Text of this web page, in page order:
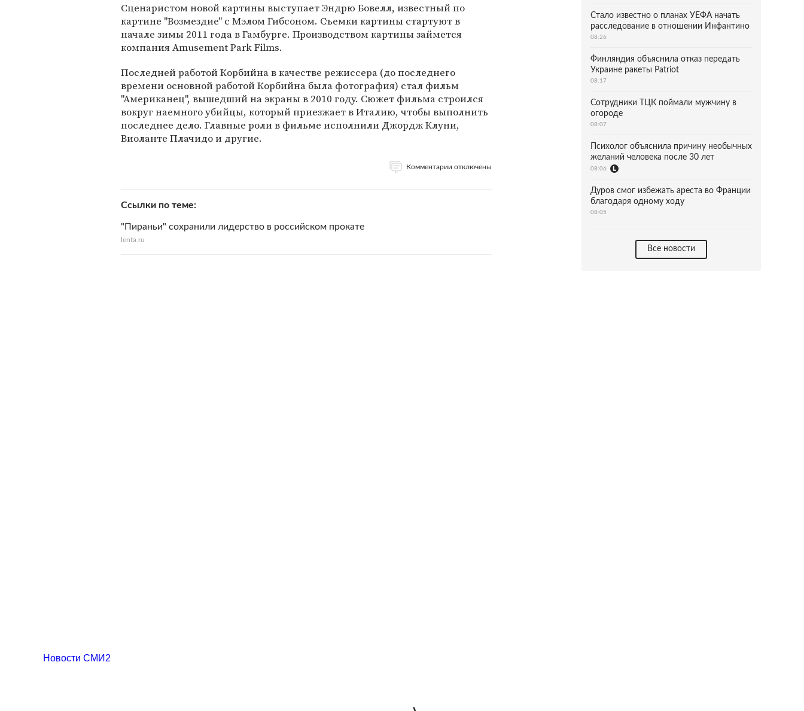
Сценаристом новой картины выступает Эндрю Бовелл, известный по
картине "Возмездие" с Мэлом Гибсоном. Съемки картины стартуют в
начале зимы 2011 года в Гамбурге. Производством картины займется
компания Amusement Park Films.
Последней работой Корбийна в качестве режиссера (до последнего
времени основной работой Корбийна была фотография) стал фильм
"Американец", вышедший на экраны в 2010 году. Сюжет фильма строился
вокруг наемного убийцы, который приезжает в Италию, чтобы выполнить
последнее дело. Главные роли в фильме исполнили Джордж Клуни,
Виоланте Плачидо и другие.
Комментарии отключены
Ссылки по теме
"Пираньи" сохранили лидерство в российском прокате
lenta.ru
Стало известно о планах УЕФА начать
расследование в отношении Инфантино
08:26
Финляндия объяснила отказ передать
Украине ракеты Patriot
08:17
Сотрудники ТЦК поймали мужчину в
огороде
08:07
Психолог объяснила причину необычных
желаний человека после 30 лет
08:06
Дуров смог избежать ареста во Франции
благодаря одному ходу
08:05
Все новости
Новости СМИ2